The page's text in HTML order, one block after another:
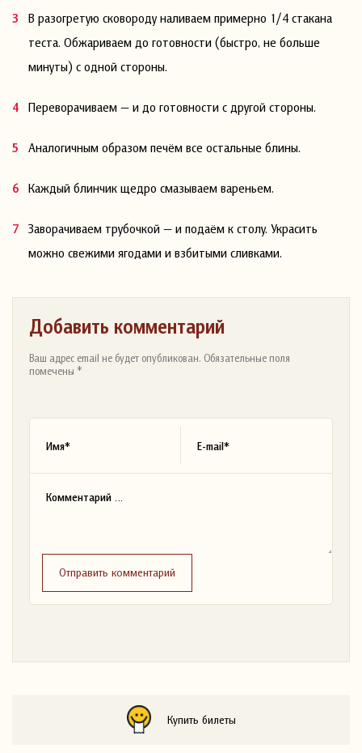
В разогретую сковороду наливаем примерно 1/4 стакана
теста. Обжариваем до готовности (быстро, не больше
минуты) с одной стороны.
Переворачиваем — и до готовности с другой стороны.
Аналогичным образом печём все остальные блины.
Каждый блинчик щедро смазываем вареньем.
Заворачиваем трубочкой — и подаём к столу. Украсить
можно свежими ягодами и взбитыми сливками.
Добавить комментарий
Ваш адрес email не будет опубликован. Обязательные поля
помечены *
Отправить комментарий
Купить билеты